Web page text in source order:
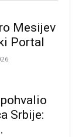
Mesijev
Portal
Srbije: